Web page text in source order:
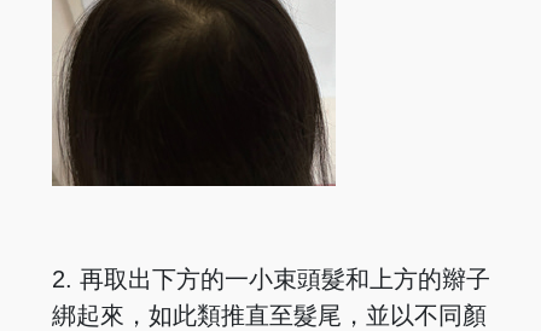
2. 再取出下方的一小束頭髮和上方的辮子
綁起來，如此類推直至髮尾，並以不同顏